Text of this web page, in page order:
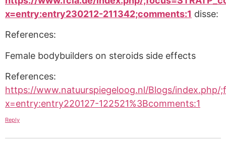
x=entry:entry230212-211342;comments:1 disse:
References:
Female bodybuilders on steroids side effects
References:
https://www.natuurspiegeloog.nl/Blogs/index.php/
x=entry:entry220127-122521%3Bcomments:1
Reply